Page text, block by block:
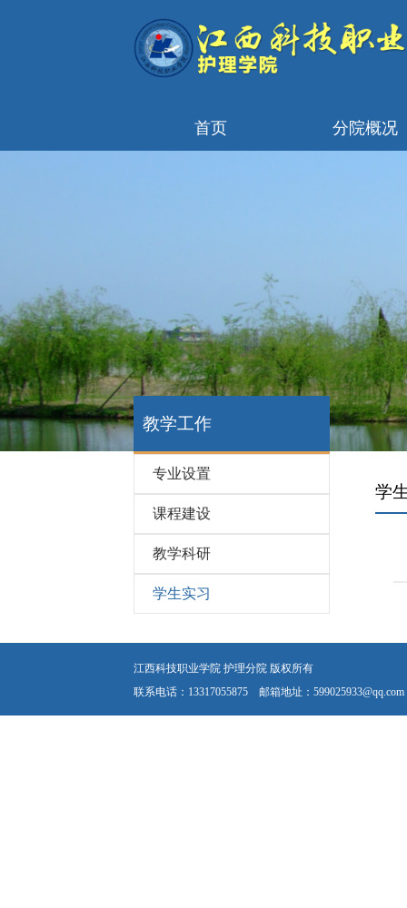
首页 分院概况
教学工作
专业设置
课程建设
教学科研
学生实习
学
江西科技职业学院 护理分院 版权所有
联系电话：13317055875 邮箱地址：